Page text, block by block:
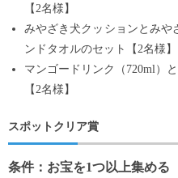
【2名様】
みやざき犬クッションとみや
ンドタオルのセット【2名様】
マンゴードリンク（720ml）
【2名様】
スポットクリア賞
条件：お宝を1つ以上集める